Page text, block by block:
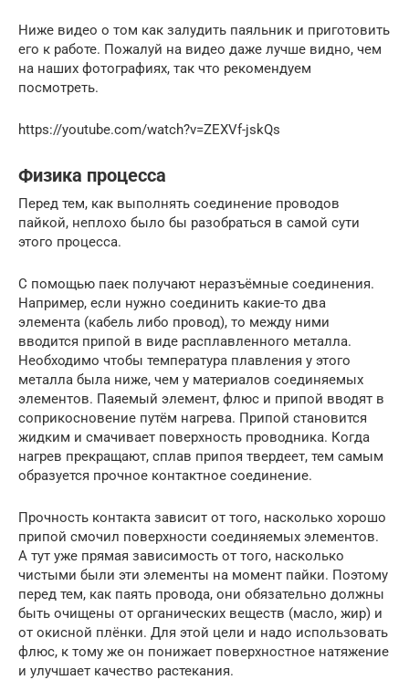
Ниже видео о том как залудить паяльник и приготовить
его к работе. Пожалуй на видео даже лучше видно, чем
на наших фотографиях, так что рекомендуем
посмотреть.
https://youtube.com/watch?v=ZEXVf-jskQs
Физика процесса
Перед тем, как выполнять соединение проводов
пайкой, неплохо было бы разобраться в самой сути
этого процесса.
С помощью паек получают неразъёмные соединения.
Например, если нужно соединить какие-то два
элемента (кабель либо провод), то между ними
вводится припой в виде расплавленного металла.
Необходимо чтобы температура плавления у этого
металла была ниже, чем у материалов соединяемых
элементов. Паяемый элемент, флюс и припой вводят в
соприкосновение путём нагрева. Припой становится
жидким и смачивает поверхность проводника. Когда
нагрев прекращают, сплав припоя твердеет, тем самым
образуется прочное контактное соединение.
Прочность контакта зависит от того, насколько хорошо
припой смочил поверхности соединяемых элементов.
А тут уже прямая зависимость от того, насколько
чистыми были эти элементы на момент пайки. Поэтому
перед тем, как паять провода, они обязательно должны
быть очищены от органических веществ (масло, жир) и
от окисной плёнки. Для этой цели и надо использовать
флюс, к тому же он понижает поверхностное натяжение
и улучшает качество растекания.